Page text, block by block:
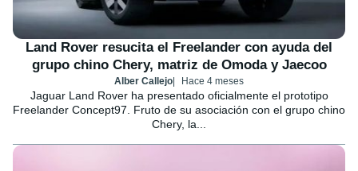
Land Rover resucita el Freelander con ayuda del
grupo chino Chery, matriz de Omoda y Jaecoo
Alber Callejo Hace 4 meses
Jaguar Land Rover ha presentado oficialmente el prototipo
Freelander Concept97. Fruto de su asociación con el grupo chino
Chery, la...